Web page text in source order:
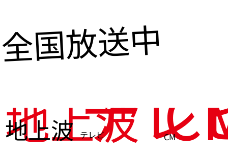
全国放送中
地上波テレ
地上波 テレビ CM